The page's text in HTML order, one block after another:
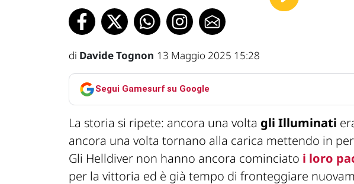
di Davide Tognon 13 Maggio 2025 15:28
Segui Gamesurf su Google
La storia si ripete: ancora una volta gli Illuminati
ancora una volta tornano alla carica mettendo in
Gli Helldiver non hanno ancora cominciato i loro
per la vittoria ed è già tempo di fronteggiare